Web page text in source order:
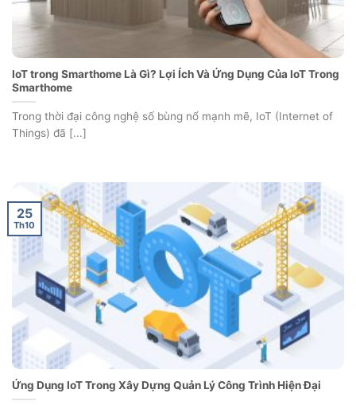
IoT trong Smarthome Là Gì? Lợi Ích Và Ứng Dụng Của IoT Trong
Smarthome
Trong thời đại công nghệ số bùng nổ mạnh mẽ, IoT (Internet of
Things) đã [...]
Ứng Dụng IoT Trong Xây Dựng Quản Lý Công Trình Hiện Đại
25
Th10